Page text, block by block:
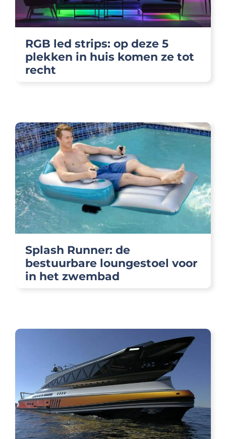
RGB led strips: op deze 5
plekken in huis komen ze tot
recht
Splash Runner: de
bestuurbare loungestoel voor
in het zwembad